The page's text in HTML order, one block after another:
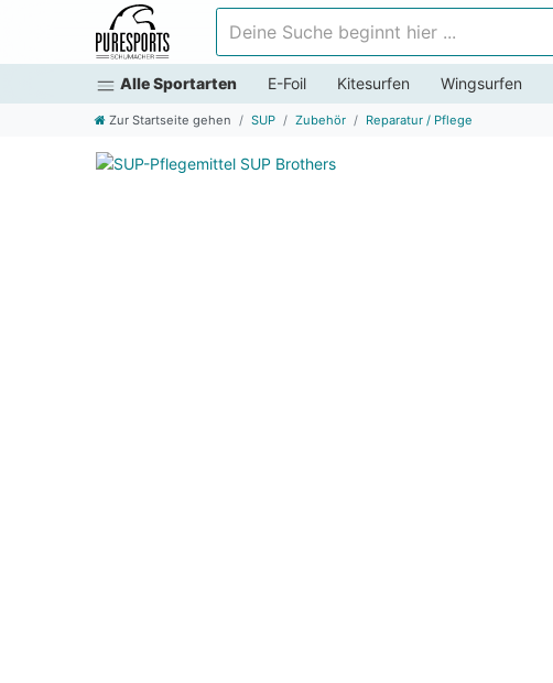
Alle Sportarten E-Foil Kitesurfen Wingsurfen
Zur Startseite gehen SUP Zubehör Reparatur / Pflege